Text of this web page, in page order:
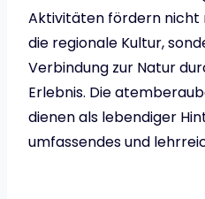
Aktivitäten fördern nicht
die regionale Kultur,
Verbindung zur Natur
Erlebnis. Die
dienen als lebendiger
umfassendes und